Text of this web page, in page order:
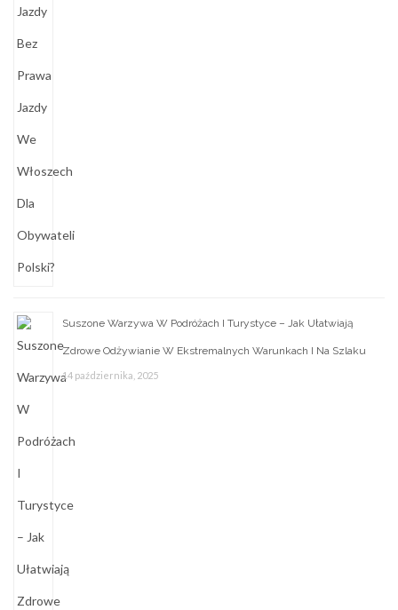
Suszone Warzywa W Podróżach I Turystyce – Jak Ułatwiają
Zdrowe Odżywianie W Ekstremalnych Warunkach I Na Szlaku
14 października, 2025